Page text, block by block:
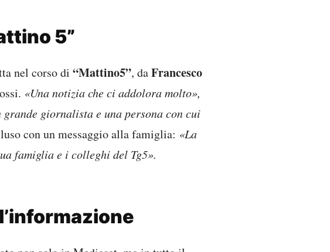
5”
nel corso di “Mattino5”, daFrancesco
«Una notizia che ci addolora molto»,
grande giornalista e una persona con cui
con un messaggio alla famiglia: «La
famiglia e i colleghi del Tg5».